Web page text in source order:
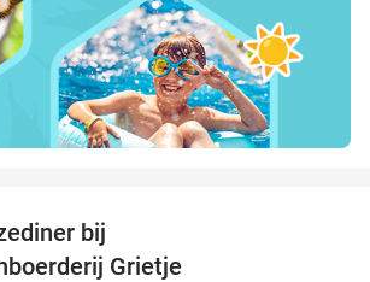
bij
Grietje